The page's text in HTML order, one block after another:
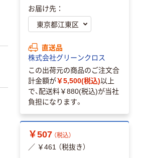
お届け先：
直送品
株式会社グリーンクロス
この出荷元の商品のご注文合
計金額が￥5,500(税込)以上
で、配送料￥880(税込)が当社
負担になります。
￥507 （税込）
／ ￥461 （税抜き）